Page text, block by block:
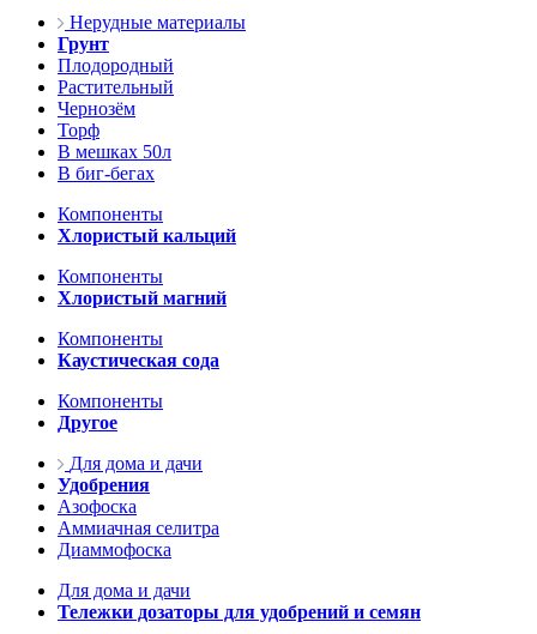
Нерудные материалы
Грунт
Плодородный
Растительный
Чернозём
Торф
В мешках 50л
В биг-бегах
Компоненты
Хлористый кальций
Компоненты
Хлористый магний
Компоненты
Каустическая сода
Компоненты
Другое
Для дома и дачи
Удобрения
Азофоска
Аммиачная селитра
Диаммофоска
Для дома и дачи
Тележки дозаторы для удобрений и семян